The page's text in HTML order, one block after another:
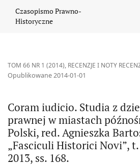
Czasopismo Prawno-
Historyczne
TOM 66 NR 1 (2014), RECENZJE I NOTY
Coram iudicio. Studia z
prawnej w miastach
Polski, red. Agnieszka
„Fasciculi Historici Novi”, t.
2013, ss. 168.
Opublikowane 2014-01-01